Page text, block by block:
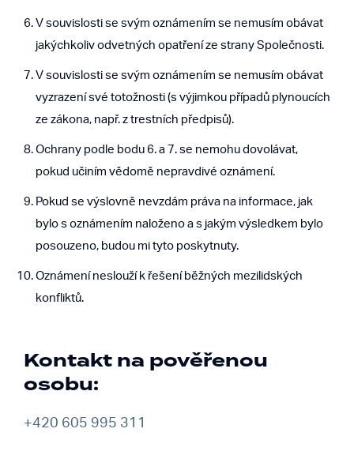
V souvislosti se svým oznámením se nemusím obávat
jakýchkoliv odvetných opatření ze strany Společnosti.
V souvislosti se svým oznámením se nemusím obávat
vyzrazení své totožnosti (s výjimkou případů plynoucích
ze zákona, např. z trestních předpisů).
Ochrany podle bodu 6. a 7. se nemohu dovolávat,
pokud učiním vědomě nepravdivé oznámení.
Pokud se výslovně nevzdám práva na informace, jak
bylo s oznámením naloženo a s jakým výsledkem bylo
posouzeno, budou mi tyto poskytnuty.
Oznámení neslouží k řešení běžných mezilidských
konfliktů.
Kontakt na pověřenou
osobu:
+420 605 995 311